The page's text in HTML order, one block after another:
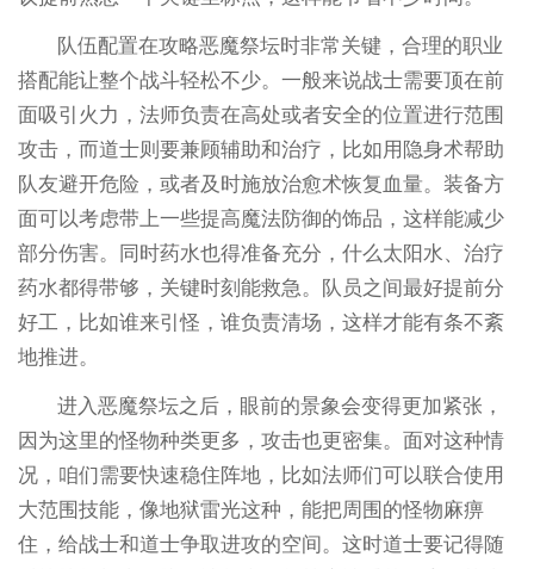
队伍配置在攻略恶魔祭坛时非常关键，合理的职业
搭配能让整个战斗轻松不少。一般来说战士需要顶在前
面吸引火力，法师负责在高处或者安全的位置进行范围
攻击，而道士则要兼顾辅助和治疗，比如用隐身术帮助
队友避开危险，或者及时施放治愈术恢复血量。装备方
面可以考虑带上一些提高魔法防御的饰品，这样能减少
部分伤害。同时药水也得准备充分，什么太阳水、治疗
药水都得带够，关键时刻能救急。队员之间最好提前分
好工，比如谁来引怪，谁负责清场，这样才能有条不紊
地推进。
进入恶魔祭坛之后，眼前的景象会变得更加紧张，
因为这里的怪物种类更多，攻击也更密集。面对这种情
况，咱们需要快速稳住阵地，比如法师们可以联合使用
大范围技能，像地狱雷光这种，能把周围的怪物麻痹
住，给战士和道士争取进攻的空间。这时道士要记得随